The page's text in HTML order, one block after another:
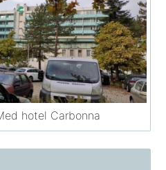
hotel Carbonna